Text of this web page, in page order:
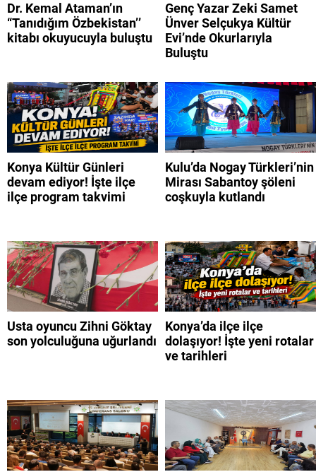
Dr. Kemal Ataman’ın
“Tanıdığım Özbekistan’’
kitabı okuyucuyla buluştu
Genç Yazar Zeki Samet
Ünver Selçukya Kültür
Evi’nde Okurlarıyla
Buluştu
Konya Kültür Günleri
devam ediyor! İşte ilçe
ilçe program takvimi
Kulu’da Nogay Türkleri’nin
Mirası Sabantoy şöleni
coşkuyla kutlandı
Usta oyuncu Zihni Göktay
son yolculuğuna uğurlandı
Konya’da ilçe ilçe
dolaşıyor! İşte yeni rotalar
ve tarihleri